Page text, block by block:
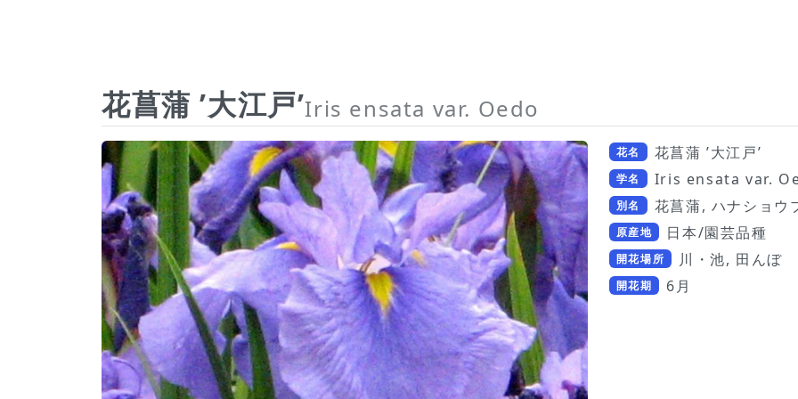
花菖蒲 ’大江戸’Iris ensata var. Oedo
花名 花菖蒲 ’大江戸’
学名 Iris ensata var.
別名 花菖蒲, ハナショウ
原産地 日本/園芸品種
開花場所 川・池, 田んぼ
開花期 6月